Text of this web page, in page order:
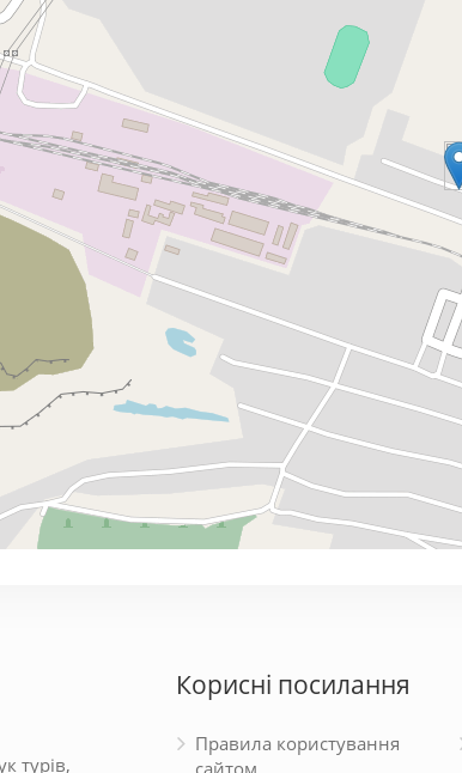
турів,
Корисні посилання
Правила користування
сайтом